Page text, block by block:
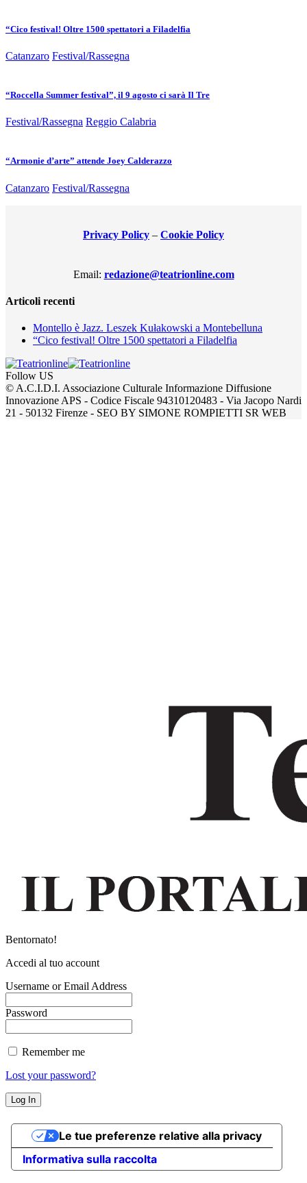
“Cico festival! Oltre 1500 spettatori a Filadelfia
Catanzaro Festival/Rassegna
“Roccella Summer festival”, il 9 agosto ci sarà Il Tre
Festival/Rassegna Reggio Calabria
“Armonie d’arte” attende Joey Calderazzo
Catanzaro Festival/Rassegna
Privacy Policy – Cookie Policy
Email: redazione@teatrionline.com
Articoli recenti
Montello è Jazz. Leszek Kułakowski a Montebelluna
“Cico festival! Oltre 1500 spettatori a Filadelfia
Follow US
© A.C.I.D.I. Associazione Culturale Informazione Diffusione
Innovazione APS - Codice Fiscale 94310120483 - Via Jacopo Nardi
21 - 50132 Firenze - SEO BY SIMONE ROMPIETTI SR WEB
Bentornato!
Accedi al tuo account
Username or Email Address
Password
Remember me
Lost your password?
Informativa sulla raccolta
Le tue preferenze relative alla privacy